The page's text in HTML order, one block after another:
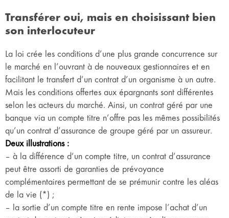
Transférer oui, mais en choisissant bien
son interlocuteur
La loi crée les conditions d’une plus grande concurrence sur
le marché en l’ouvrant à de nouveaux gestionnaires et en
facilitant le transfert d’un contrat d’un organisme à un autre.
Mais les conditions offertes aux épargnants sont différentes
selon les acteurs du marché. Ainsi, un contrat géré par une
banque via un compte titre n’offre pas les mêmes possibilités
qu’un contrat d’assurance de groupe géré par un assureur.
Deux illustrations :
– à la différence d’un compte titre, un contrat d’assurance
peut être assorti de garanties de prévoyance
complémentaires permettant de se prémunir contre les aléas
de la vie (*) ;
– la sortie d’un compte titre en rente impose l’achat d’un